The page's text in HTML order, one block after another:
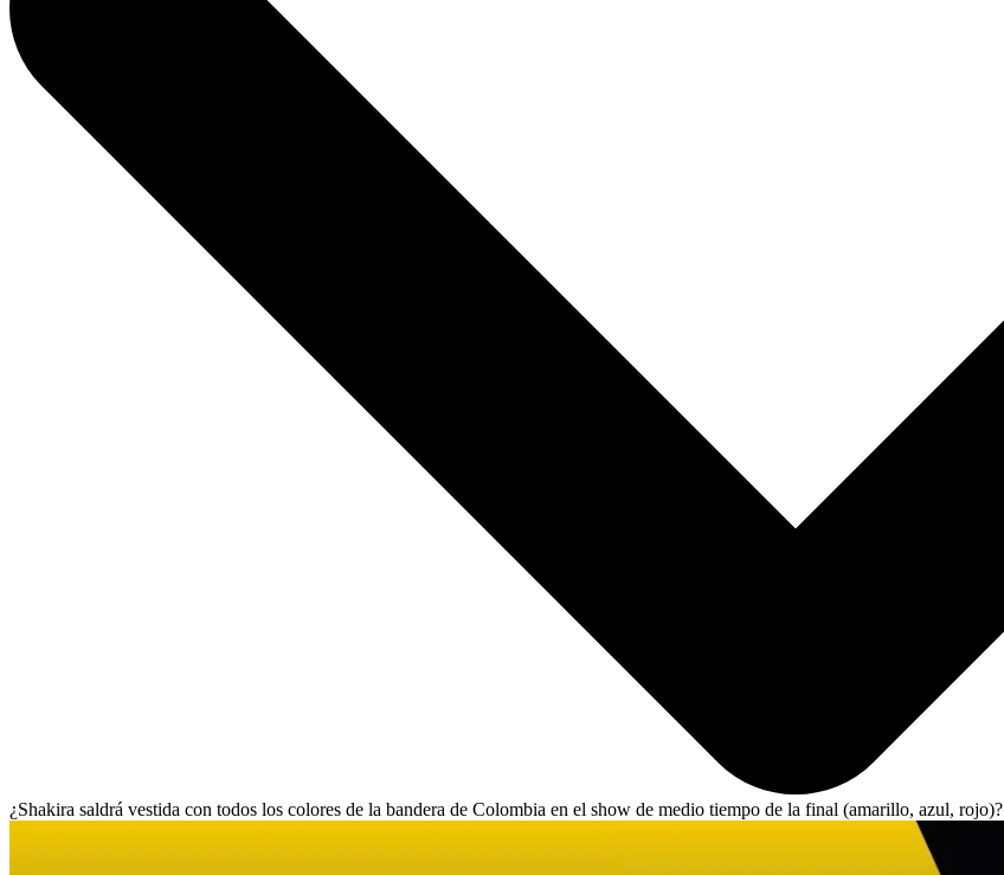
¿Shakira saldrá vestida con todos los colores de la bandera de Colombia en el show de medio tiempo de la final (amarillo, azul, rojo)?